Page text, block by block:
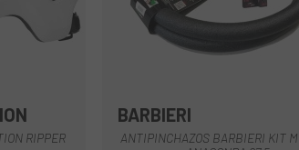
Gris
Crema
+11
RIPPER
BARBIERI
ANTIPINCHAZOS BARBIERI KIT